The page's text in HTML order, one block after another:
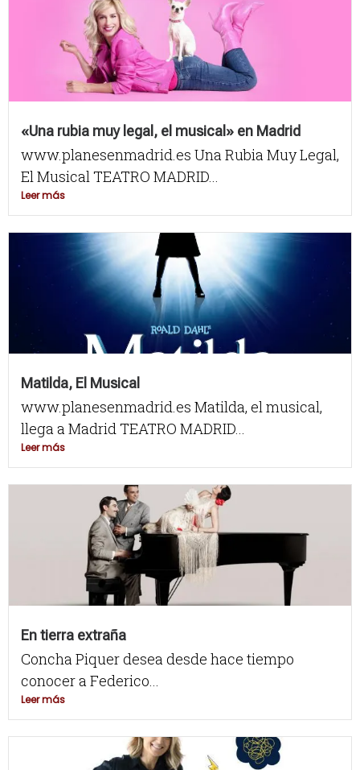
«Una rubia muy legal, el musical» en Madrid
www.planesenmadrid.es Una Rubia Muy Legal,
El Musical TEATRO MADRID...
Leer más
Matilda, El Musical
www.planesenmadrid.es Matilda, el musical,
llega a Madrid TEATRO MADRID...
Leer más
En tierra extraña
Concha Piquer desea desde hace tiempo
conocer a Federico...
Leer más